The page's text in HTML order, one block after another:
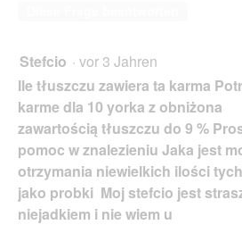
Stefcio · vor 3 Jahren
Ile tłuszczu zawiera ta karma
karme dla 10 yorka z obniżona
zawartością tłuszczu do 9 %
pomoc w znalezieniu Jaka jest
otrzymania niewielkich ilości
jako probki Moj stefcio jest
niejadkiem i nie wiem u